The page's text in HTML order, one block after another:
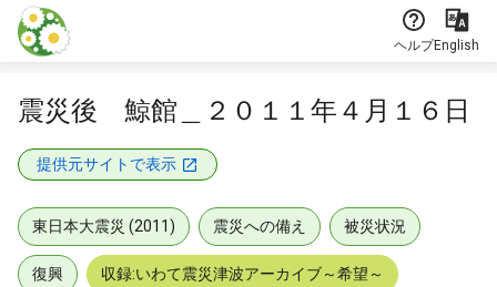
本文に飛ぶ
ヘルプEnglish
震災後 鯨館＿２０１１年４月１６日
提供元サイトで表示
東日本大震災 (2011) 震災への備え 被災状況
復興 収録:いわて震災津波アーカイブ～希望～